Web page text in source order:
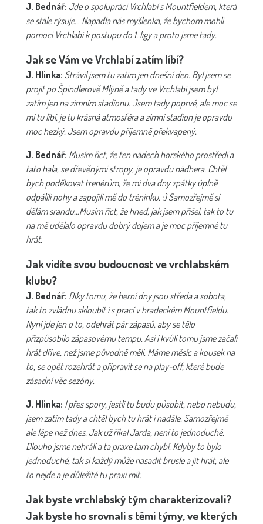
J. Bednář: Jde o spolupráci Vrchlabí s Mountfieldem, která
se stále rýsuje… Napadla nás myšlenka, že bychom mohli
pomoci Vrchlabí k postupu do 1. ligy a proto jsme tady.
Jak se Vám ve Vrchlabí zatím líbí?
J. Hlinka: Strávil jsem tu zatím jen dnešní den. Byl jsem se
projít po Špindlerově Mlýně a tady ve Vrchlabí jsem byl
zatím jen na zimním stadionu. Jsem tady poprvé, ale moc se
mi tu líbí, je tu krásná atmosféra a zimní stadion je opravdu
moc hezký. Jsem opravdu příjemně překvapený.
J. Bednář: Musím říct, že ten nádech horského prostředí a
tato hala, se dřevěnými stropy, je opravdu nádhera. Chtěl
bych poděkovat trenérům, že mi dva dny zpátky úplně
odpálili nohy a zapojili mě do tréninku. :) Samozřejmě si
dělám srandu…Musím říct, že hned, jak jsem přišel, tak to tu
na mě udělalo opravdu dobrý dojem a je moc příjemné tu
hrát.
Jak vidíte svou budoucnost ve vrchlabském
klubu?
J. Bednář: Díky tomu, že herní dny jsou středa a sobota,
tak to zvládnu skloubit i s prací v hradeckém Mountfieldu.
Nyní jde jen o to, odehrát pár zápasů, aby se tělo
přizpůsobilo zápasovému tempu. Asi i kvůli tomu jsme začali
hrát dříve, než jsme původně měli. Máme měsíc a kousek na
to, se opět rozehrát a připravit se na play-off, které bude
zásadní věc sezóny.
J. Hlinka: I přes spory, jestli tu budu působit, nebo nebudu,
jsem zatím tady a chtěl bych tu hrát i nadále. Samozřejmě
ale lépe než dnes. Jak už říkal Jarda, není to jednoduché.
Dlouho jsme nehráli a ta praxe tam chybí. Kdyby to bylo
jednoduché, tak si každý může nasadit brusle a jít hrát, ale
to nejde a je důležité tu praxi mít.
Jak byste vrchlabský tým charakterizovali?
Jak byste ho srovnali s těmi týmy, ve kterých